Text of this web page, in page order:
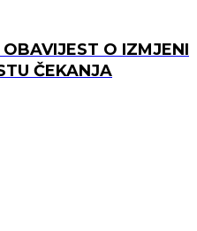
O IZMJENI
ČEKANJA